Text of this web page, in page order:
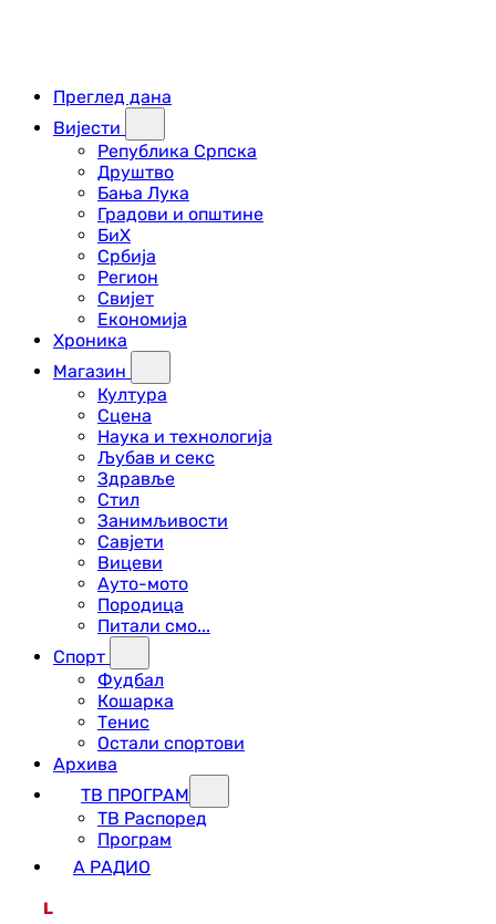
Преглед дана
Вијести
Република Српска
Друштво
Бања Лука
Градови и општине
БиХ
Србија
Регион
Свијет
Економија
Хроника
Магазин
Култура
Сцена
Наука и технологија
Љубав и секс
Здравље
Стил
Занимљивости
Савјети
Вицеви
Ауто-мото
Породица
Питали смо...
Спорт
Фудбал
Кошарка
Тенис
Остали спортови
Архива
ТВ ПРОГРАМ
ТВ Распоред
Програм
А РАДИО
L